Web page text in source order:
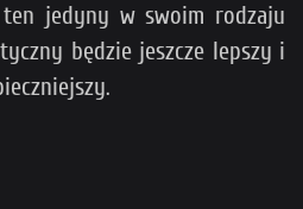
jedyny w swoim rodzaju
będzie jeszcze lepszy i